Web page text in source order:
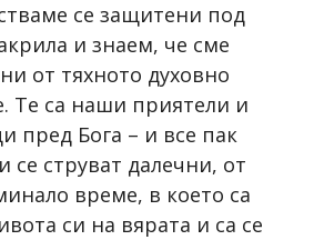
се защитени под
и знаем, че сме
от тяхното духовно
Те са наши приятели и
пред Бога – и все пак
се струват далечни, от
време, в което са
си на вярата и са се